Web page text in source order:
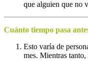
que alguien que no
Cuánto tiempo pasa
Esto varía de
mes. Mientras